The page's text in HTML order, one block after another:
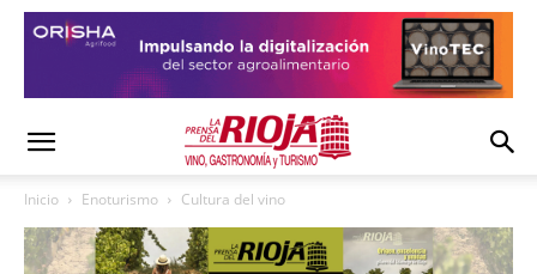
Inicio Enoturismo Cultura del vino